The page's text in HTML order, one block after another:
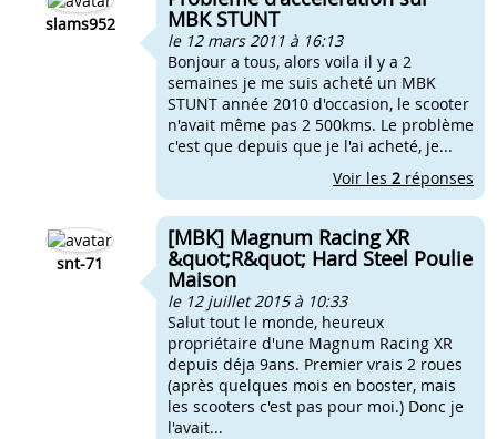
slams952 MBK STUNT
le 12 mars 2011 à 16:13
Bonjour a tous, alors voila il y a 2
semaines je me suis acheté un MBK
STUNT année 2010 d'occasion, le scooter
n'avait même pas 2 500kms. Le problème
c'est que depuis que je l'ai acheté, je...
Voir les 2 réponses
snt-71
[MBK] Magnum Racing XR
&quot;R&quot; Hard Steel Poulie
Maison
le 12 juillet 2015 à 10:33
Salut tout le monde, heureux
propriétaire d'une Magnum Racing XR
depuis déja 9ans. Premier vrais 2 roues
(après quelques mois en booster, mais
les scooters c'est pas pour moi.) Donc je
l'avait...